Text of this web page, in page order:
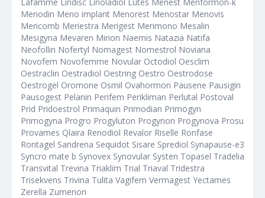
Menodin Meno implant Menorest Menostar Menovis
Mericomb Meriestra Merigest Merimono Mesalin
Mesigyna Mevaren Mirion Naemis Natazia Natifa
Neofollin Nofertyl Nomagest Nomestrol Noviana
Novofem Novofemme Novular Octodiol Oesclim
Oestraclin Oestradiol Oestring Oestro Oestrodose
Oestrogel Oromone Osmil Ovahormon Pausene Pausigin
Pausogest Pelanin Perifem Perikliman Perlutal Postoval
Prid Pridoestrol Primaquin Primodian Primogyn
Primogyna Progro Progyluton Progynon Progynova Prosu
Provames Qlaira Renodiol Revalor Riselle Ronfase
Rontagel Sandrena Sequidot Sisare Sprediol Synapause-e3
Syncro mate b Synovex Synovular Systen Topasel Tradelia
Transvital Trevina Triaklim Trial Triaval Tridestra
Trisekvens Trivina Tulita Vagifem Vermagest Yectames
Zerella Zumenon